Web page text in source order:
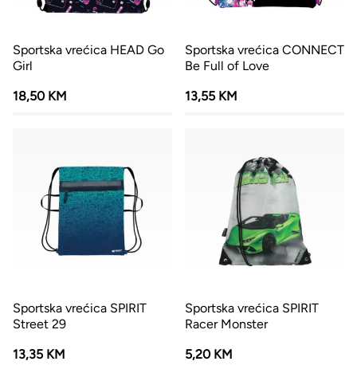
Sportska vrećica HEAD Go
Girl
18,50 KM
Sportska vrećica CONNECT
Be Full of Love
13,55 KM
Sportska vrećica SPIRIT
Street 29
13,35 KM
Sportska vrećica SPIRIT
Racer Monster
5,20 KM